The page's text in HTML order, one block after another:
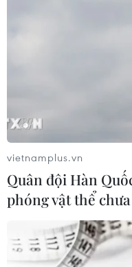
vietnamplus.vn
Quân đội Hàn
phóng vật thể